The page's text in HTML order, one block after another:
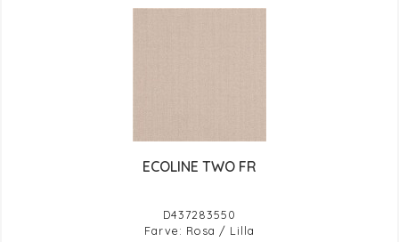
ECOLINE TWO FR
D437283550
Farve: Rosa / Lilla